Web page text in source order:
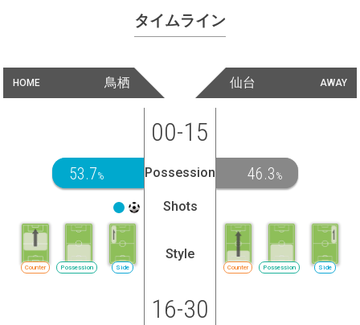
タイムライン
HOME 鳥栖 AWAY
仙台
00-15
53.7% Possession 46.3 %
Shots
Side
Possession
Counter
Style
Counter Possession Side
16-30